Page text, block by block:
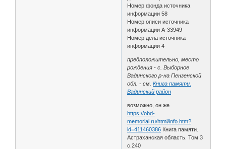
Номер фонда источника
информации 58
Номер описи источника
информации А-33949
Номер дела источника
информации 4
предположительно, место
рождения - с. Выборное
Вадинского р-на Пензенской
обл. - см.Книга памяти.
Вадинский район
возможно, он же
https://obd-
memorial.ru/html/info.htm?
id=411460386 Книга памяти.
Астраханская область. Том 3
с.240